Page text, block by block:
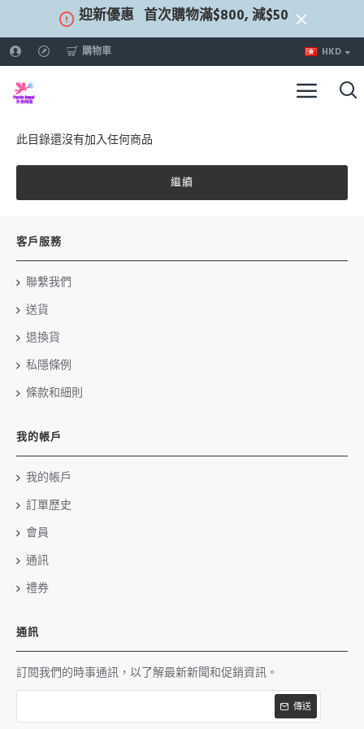
迎新優惠 首次購物滿$800, 減$50
購物車 HKD
此目錄還沒有加入任何商品
繼續
客戶服務
聯繫我們
送貨
退換貨
私隱條例
條款和細則
我的帳戶
我的帳戶
訂單歷史
會員
通訊
禮券
通訊
訂閱我們的時事通訊，以了解最新新聞和促銷資訊。
傳送